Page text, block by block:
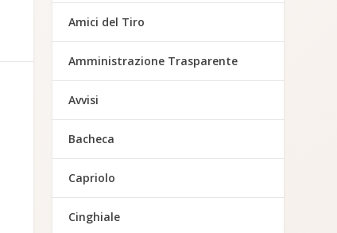
Amici del Tiro
Amministrazione Trasparente
Avvisi
Bacheca
Capriolo
Cinghiale